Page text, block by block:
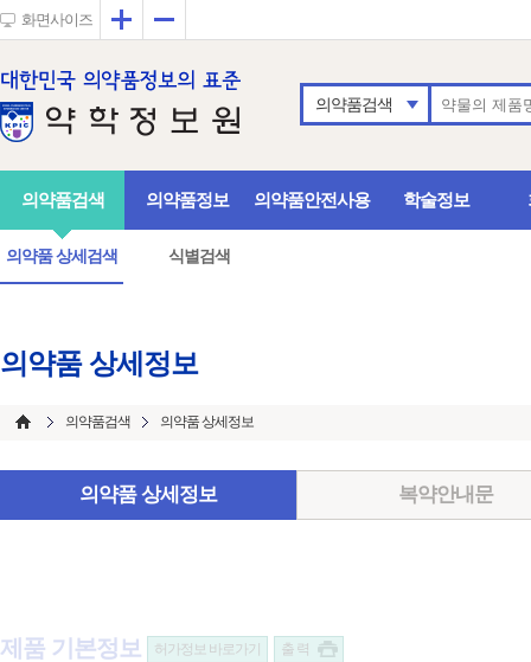
화면사이즈 확대
의약품검색
의약품검색
의약품 상세검색 식별검색
의약품정보 의약품안전사용 학술정보
의약품 상세정보
의약품검색 의약품 상세정보
의약품 상세정보 복약안내문
제품 기본정보 허가정보 바로가기 출 력